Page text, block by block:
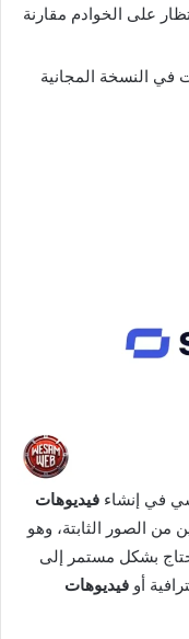
على الخوادم مقارنة
في النسخة المجانية
في إنشاء فيديوهات
من الصور الثابتة، وهو
بشكل مستمر إلى
أو فيديوهات